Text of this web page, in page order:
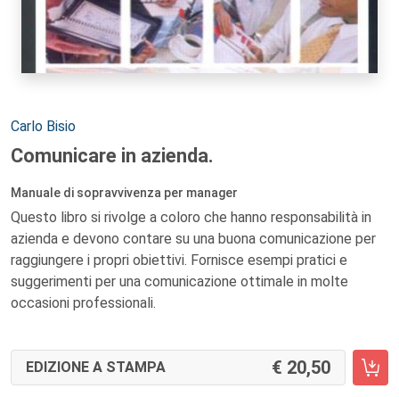
Autori:
Carlo Bisio
Comunicare in azienda.
Manuale di sopravvivenza per manager
Questo libro si rivolge a coloro che hanno responsabilità in
azienda e devono contare su una buona comunicazione per
raggiungere i propri obiettivi. Fornisce esempi pratici e
suggerimenti per una comunicazione ottimale in molte
occasioni professionali.
EDIZIONE A STAMPA 20,50